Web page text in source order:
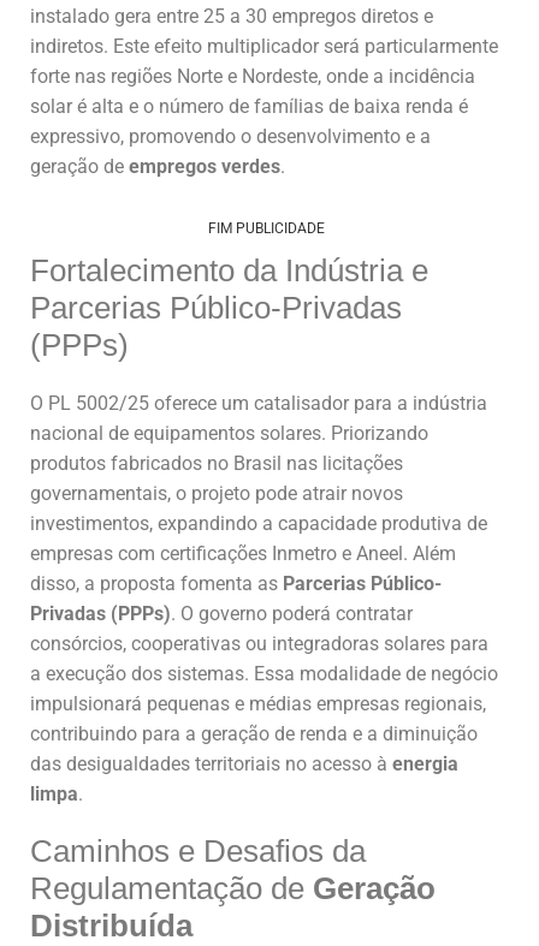
instalado gera entre 25 a 30 empregos diretos e
indiretos. Este efeito multiplicador será particularmente
forte nas regiões Norte e Nordeste, onde a incidência
solar é alta e o número de famílias de baixa renda é
expressivo, promovendo o desenvolvimento e a
geração de empregos verdes.
FIM PUBLICIDADE
Fortalecimento da Indústria e
Parcerias Público-Privadas
(PPPs)
O PL 5002/25 oferece um catalisador para a indústria
nacional de equipamentos solares. Priorizando
produtos fabricados no Brasil nas licitações
governamentais, o projeto pode atrair novos
investimentos, expandindo a capacidade produtiva de
empresas com certificações Inmetro e Aneel. Além
disso, a proposta fomenta as Parcerias Público-
Privadas (PPPs). O governo poderá contratar
consórcios, cooperativas ou integradoras solares para
a execução dos sistemas. Essa modalidade de negócio
impulsionará pequenas e médias empresas regionais,
contribuindo para a geração de renda e a diminuição
das desigualdades territoriais no acesso à energia
limpa.
Caminhos e Desafios da
Regulamentação de Geração
Distribuída